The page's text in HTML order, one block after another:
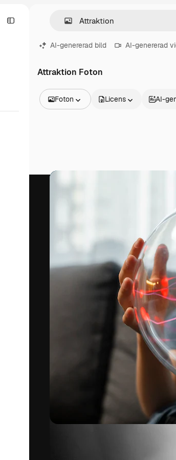
AI-genererad bild AI-genererad
Attraktion Foton
Foton
Videor
Filmmaterial
Licens AI-
Den kreativa plattformen
ditt bästa arbete. Mer än 1
prenumeranter bland
byråer och studior.
Svenska
Copyright © 2010- 2026